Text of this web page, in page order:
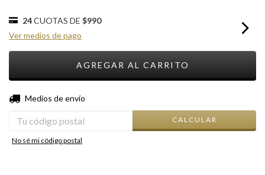
24CUOTAS DE $990
Ver medios de pago
Entregas para el CP:
Medios de envío
CALCULAR
No sé mi código postal